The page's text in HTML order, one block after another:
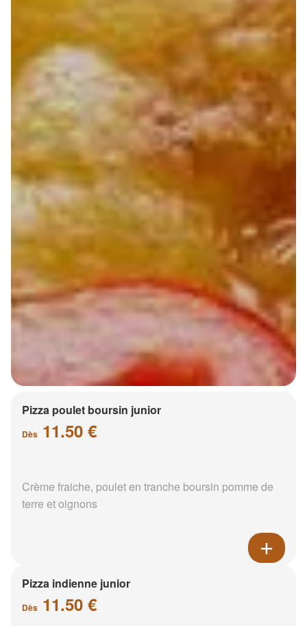
Pizza poulet boursin junior
Dès 11.50 €
Crème fraiche, poulet en tranche boursin pomme de
terre et oignons
Pizza indienne junior
Dès 11.50 €